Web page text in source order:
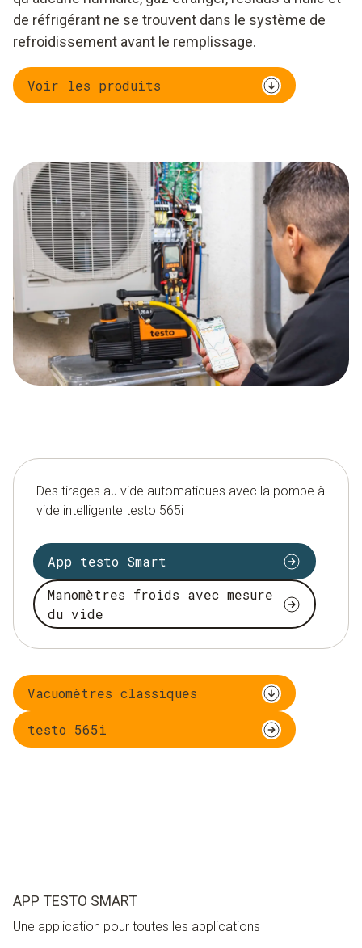
de réfrigérant ne se trouvent dans le système de
refroidissement avant le remplissage.
Voir les produits
Des tirages au vide automatiques avec la pompe à
vide intelligente testo 565i
App testo Smart
Manomètres froids avec mesure
du vide
Vacuomètres classiques
testo 565i
APP TESTO SMART
Une application pour toutes les applications